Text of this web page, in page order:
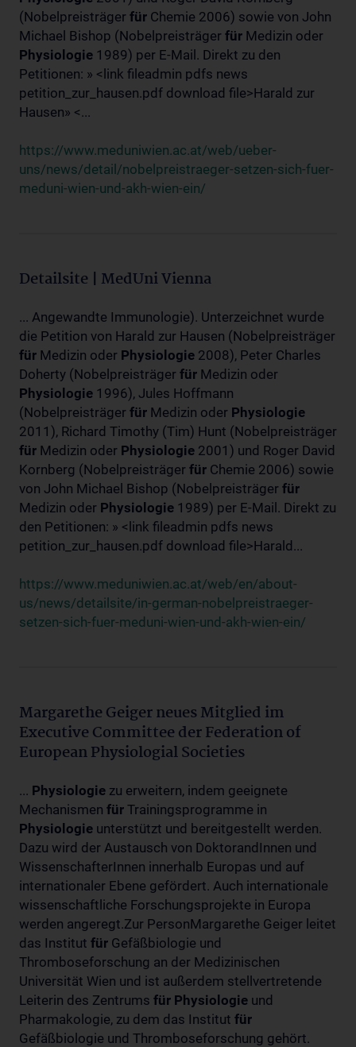
(Nobelpreisträger für Chemie 2006) sowie von John
Michael Bishop (Nobelpreisträger für Medizin oder
Physiologie 1989) per E-Mail. Direkt zu den
Petitionen: » <link fileadmin pdfs news
petition_zur_hausen.pdf download file>Harald zur
Hausen» <...
https://www.meduniwien.ac.at/web/ueber-
uns/news/detail/nobelpreistraeger-setzen-sich-fuer-
meduni-wien-und-akh-wien-ein/
Detailsite | MedUni Vienna
... Angewandte Immunologie). Unterzeichnet wurde
die Petition von Harald zur Hausen (Nobelpreisträger
für Medizin oder Physiologie 2008), Peter Charles
Doherty (Nobelpreisträger für Medizin oder
Physiologie 1996), Jules Hoffmann
(Nobelpreisträger für Medizin oder Physiologie
2011), Richard Timothy (Tim) Hunt (Nobelpreisträger
für Medizin oder Physiologie 2001) und Roger David
Kornberg (Nobelpreisträger für Chemie 2006) sowie
von John Michael Bishop (Nobelpreisträger für
Medizin oder Physiologie 1989) per E-Mail. Direkt zu
den Petitionen: » <link fileadmin pdfs news
petition_zur_hausen.pdf download file>Harald...
https://www.meduniwien.ac.at/web/en/about-
us/news/detailsite/in-german-nobelpreistraeger-
setzen-sich-fuer-meduni-wien-und-akh-wien-ein/
Margarethe Geiger neues Mitglied im
Executive Committee der Federation of
European Physiologial Societies
... Physiologie zu erweitern, indem geeignete
Mechanismen für Trainingsprogramme in
Physiologie unterstützt und bereitgestellt werden.
Dazu wird der Austausch von DoktorandInnen und
WissenschafterInnen innerhalb Europas und auf
internationaler Ebene gefördert. Auch internationale
wissenschaftliche Forschungsprojekte in Europa
werden angeregt.Zur PersonMargarethe Geiger leitet
das Institut für Gefäßbiologie und
Thromboseforschung an der Medizinischen
Universität Wien und ist außerdem stellvertretende
Leiterin des Zentrums für Physiologie und
Pharmakologie, zu dem das Institut für
Gefäßbiologie und Thromboseforschung gehört.